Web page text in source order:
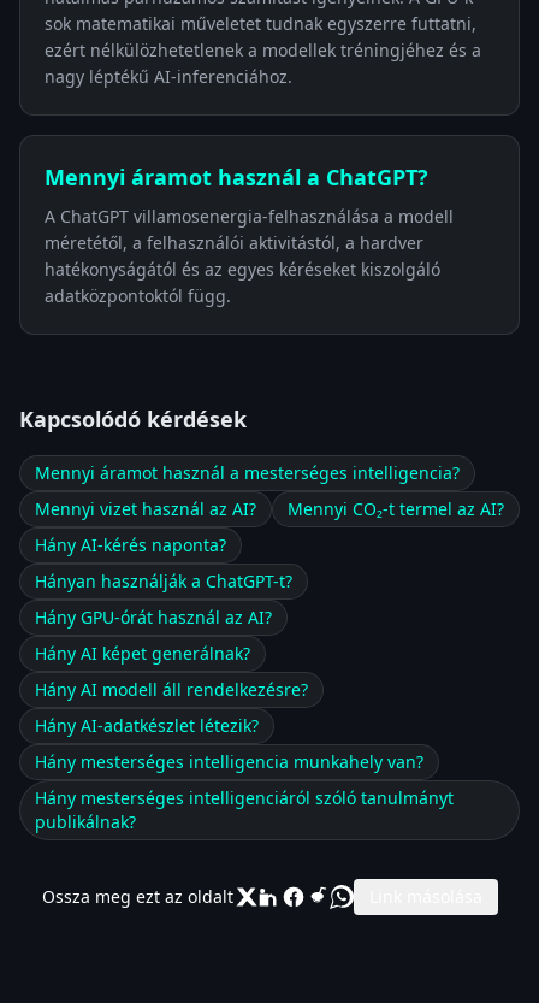
sok matematikai műveletet tudnak egyszerre futtatni,
ezért nélkülözhetetlenek a modellek tréningjéhez és a
nagy léptékű AI-inferenciához.
Mennyi áramot használ a ChatGPT?
A ChatGPT villamosenergia-felhasználása a modell
méretétől, a felhasználói aktivitástól, a hardver
hatékonyságától és az egyes kéréseket kiszolgáló
adatközpontoktól függ.
Kapcsolódó kérdések
Mennyi áramot használ a mesterséges intelligencia?
Mennyi vizet használ az AI?
Mennyi CO₂-t termel az AI?
Hány AI-kérés naponta?
Hányan használják a ChatGPT-t?
Hány GPU-órát használ az AI?
Hány AI képet generálnak?
Hány AI modell áll rendelkezésre?
Hány AI-adatkészlet létezik?
Hány mesterséges intelligencia munkahely van?
Hány mesterséges intelligenciáról szóló tanulmányt
publikálnak?
Ossza meg ezt az oldalt